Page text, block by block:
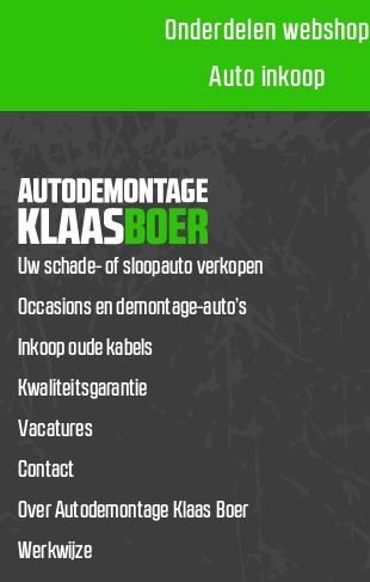
Onderdelen webshop
Auto inkoop
Uw schade- of sloopauto verkopen
Occasions en demontage-auto’s
Inkoop oude kabels
Kwaliteitsgarantie
Vacatures
Contact
Over Autodemontage Klaas Boer
Werkwijze